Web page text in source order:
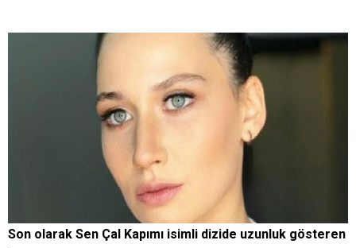
Son olarak Sen Çal Kapımı isimli dizide uzunluk gösteren